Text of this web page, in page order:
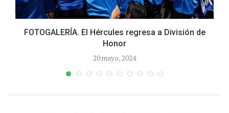
FOTOGALERÍA. El Hércules regresa a División de
Honor
20 mayo, 2024